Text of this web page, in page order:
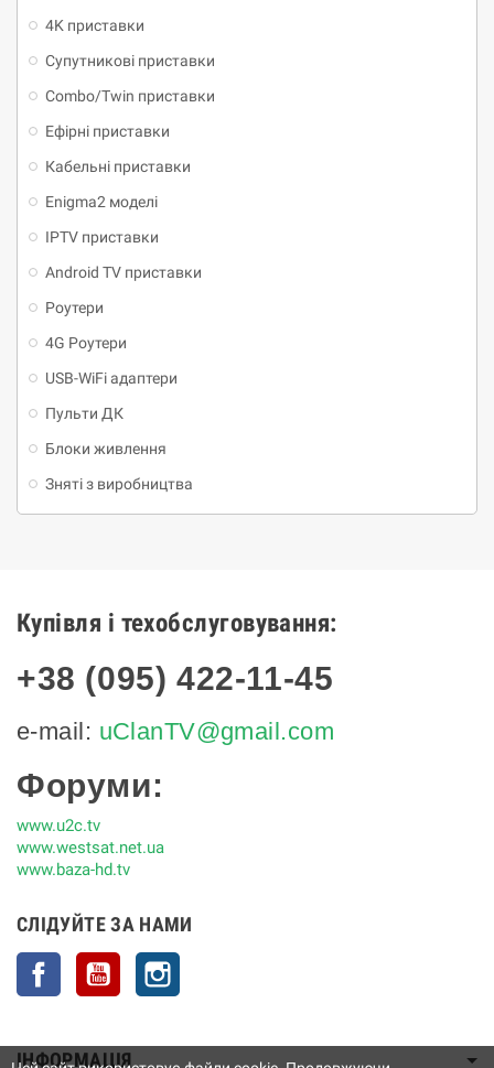
4K приставки
Супутникові приставки
Combo/Twin приставки
Ефірні приставки
Кабельні приставки
Enigma2 моделі
IPTV приставки
Android TV приставки
Роутери
4G Роутери
USB-WiFi адаптери
Пульти ДК
Блоки живлення
Зняті з виробництва
Купівля і техобслуговування:
+38 (095) 422-11-45
e-mail: uClanTV@gmail.com
Форуми:
www.u2c.tv
www.westsat.net.ua
www.baza-hd.tv
СЛІДУЙТЕ ЗА НАМИ
Facebook YouTube
IНФОРМАЦІЯ